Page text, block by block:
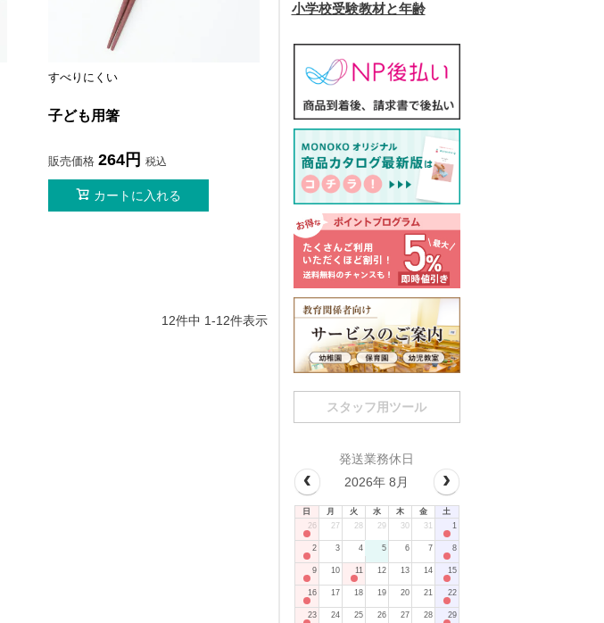
すべりにくい
子ども用箸
販売価格 264 税込
カートに入れる
12件中 1-12件表示
小学校受験教材と年齢
スタッフ用ツール
発送業務休日
2026年 8月
日 月 火 水 木 金
土
26
27 28 29 30 31 1
2 3 4 5 6 7 8
9 10 11 12 13 14 15
16 17 18 19 20 21 22
23 24 25 26 27 28 29